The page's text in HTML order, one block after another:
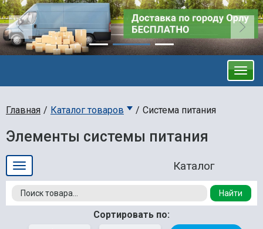
Главная Каталог товаров Система питания
Элементы системы питания
Найти
Сортировать по: